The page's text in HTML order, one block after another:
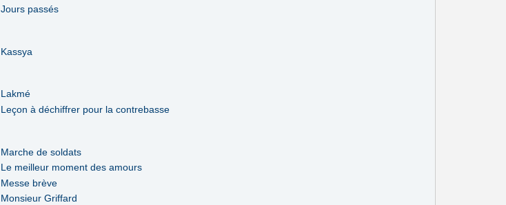
Jours passés
Kassya
Lakmé
Leçon à déchiffrer pour la contrebasse
Marche de soldats
Le meilleur moment des amours
Messe brève
Monsieur Griffard